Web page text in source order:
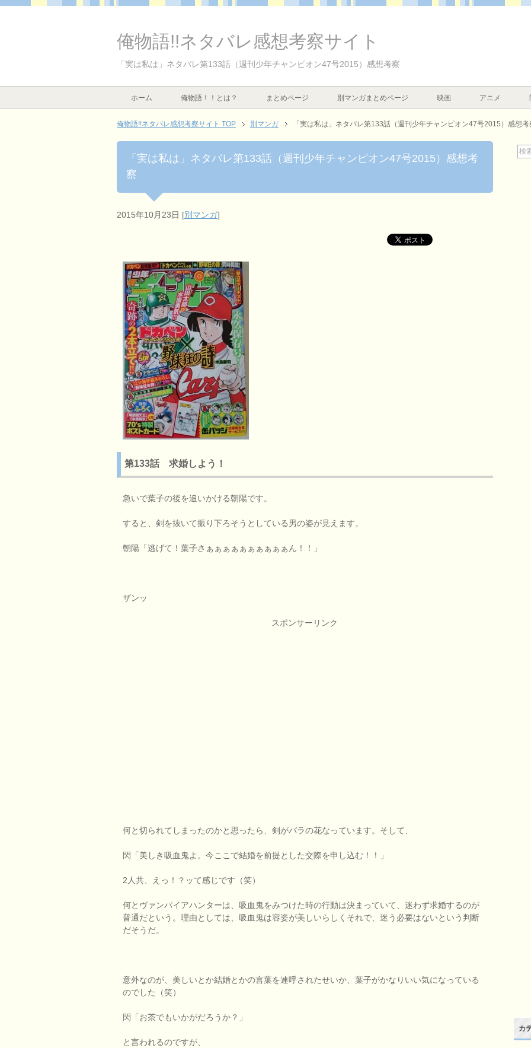
俺物語!!ネタバレ感想考察サイト
「実は私は」ネタバレ第133話（週刊少年チャンピオン47号2015）感想考察
ホーム 俺物語！！とは？ まとめページ 別マンガまとめページ 映画 アニメ
俺物語!!ネタバレ感想考察サイト TOP 別マンガ 「実は私は」ネタバレ第133話（週刊少年チャンピオン47号2015）感想考
「実は私は」ネタバレ第133話（週刊少年チャンピオン47号2015）感想考
察
2015年10月23日 [別マンガ]
第133話 求婚しよう！
急いで葉子の後を追いかける朝陽です。
すると、剣を抜いて振り下ろそうとしている男の姿が見えます。
朝陽「逃げて！葉子さぁぁぁぁぁぁぁぁぁぁん！！」
ザンッ
スポンサーリンク
何と切られてしまったのかと思ったら、剣がバラの花なっています。そして、
閃「美しき吸血鬼よ。今ここで結婚を前提とした交際を申し込む！！」
2人共、えっ！？ッて感じです（笑）
何とヴァンパイアハンターは、吸血鬼をみつけた時の行動は決まっていて、迷わず求婚するのが
普通だという。理由としては、吸血鬼は容姿が美しいらしくそれで、迷う必要はないという判断
だそうだ。
意外なのが、美しいとか結婚とかの言葉を連呼されたせいか、葉子がかなりいい気になっている
のでした（笑）
閃「お茶でもいかがだろうか？」
と言われるのですが、
カ